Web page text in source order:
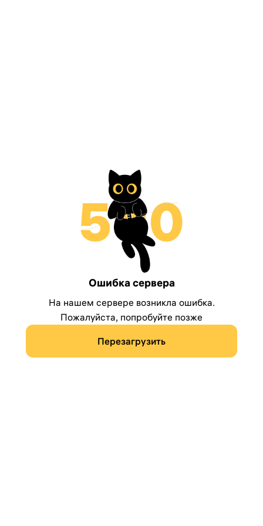
Ошибка сервера
На нашем сервере возникла ошибка.
Пожалуйста, попробуйте позже
Перезагрузить